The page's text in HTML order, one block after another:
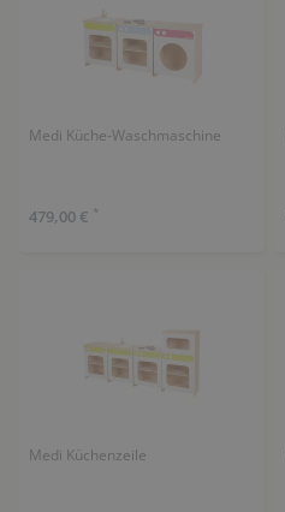
Medi Küche-Waschmaschine
479,00 € *
Medi Küchenzeile